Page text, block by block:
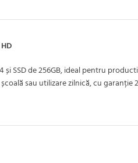
SSD de 256GB, ideal pentru
sau utilizare zilnică, cu garanție